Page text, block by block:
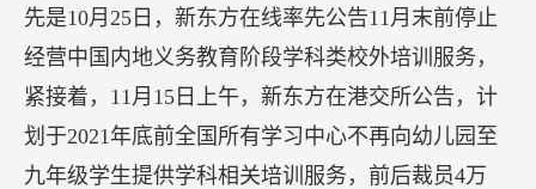
先是10月25日，新东方在线率先公告11月末前停止
经营中国内地义务教育阶段学科类校外培训服务，
紧接着，11月15日上午，新东方在港交所公告，计
划于2021年底前全国所有学习中心不再向幼儿园至
九年级学生提供学科相关培训服务，前后裁员4万